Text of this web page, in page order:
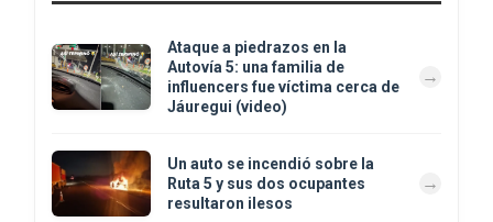
Ataque a piedrazos en la
Autovía 5: una familia de
influencers fue víctima cerca de
Jáuregui (video)
Un auto se incendió sobre la
Ruta 5 y sus dos ocupantes
resultaron ilesos